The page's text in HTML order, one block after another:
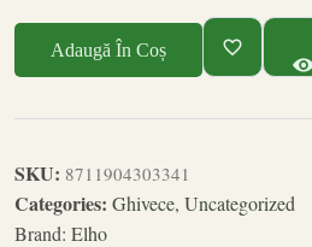
Adaugă În Coș
SKU: 8711904303341
Categories: Ghivece, Uncategorized
Brand: Elho